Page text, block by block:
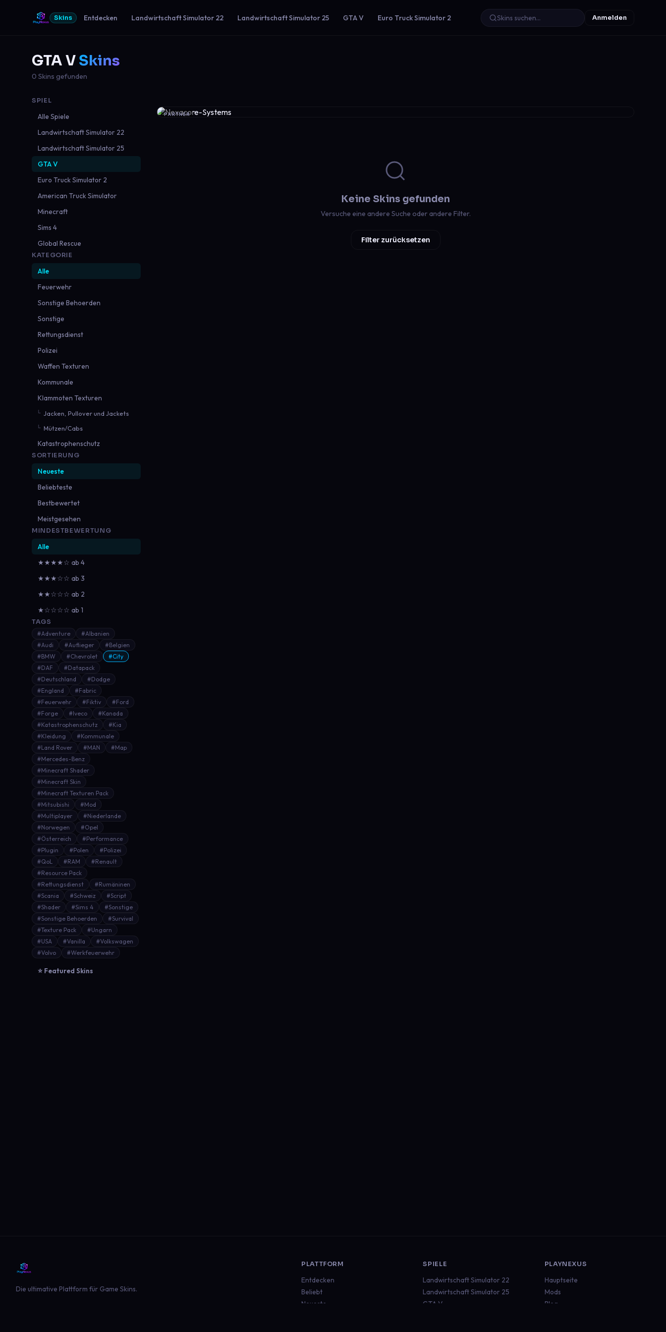
Skins Entdecken Landwirtschaft Simulator 22 Landwirtschaft Simulator 25 GTA V Euro Truck Simulator 2 Anmelden
GTA VSkins
0 Skins gefunden
SPIEL
Alle Spiele
Landwirtschaft Simulator 22
Landwirtschaft Simulator 25
GTA V
Euro Truck Simulator 2
American Truck Simulator
Minecraft
Sims 4
Global Rescue
KATEGORIE
Alle
Feuerwehr
Sonstige Behoerden
Sonstige
Rettungsdienst
Polizei
Waffen Texturen
Kommunale
Klammoten Texturen
Jacken, Pullover und Jackets
Mützen/Cabs
Katastrophenschutz
SORTIERUNG
Neueste
Beliebteste
Bestbewertet
Meistgesehen
MINDESTBEWERTUNG
Alle
★★★★☆ ab 4
★★★☆☆ ab 3
★★☆☆☆ ab 2
★☆☆☆☆ ab 1
TAGS
#Adventure
#Albanien
#Audi
#Auflieger
#Belgien
#BMW
#Chevrolet
#City
#DAF
#Datapack
#Deutschland
#Dodge
#England
#Fabric
#Feuerwehr
#Fiktiv
#Ford
#Forge
#Iveco
#Kanada
#Katastrophenschutz
#Kia
#Kleidung
#Kommunale
#Land Rover
#MAN
#Map
#Mercedes-Benz
#Minecraft Shader
#Minecraft Skin
#Minecraft Texturen Pack
#Mitsubishi
#Mod
#Multiplayer
#Niederlande
#Norwegen
#Opel
#Österreich
#Performance
#Plugin
#Polen
#Polizei
#QoL
#RAM
#Renault
#Resource Pack
#Rettungsdienst
#Rumäninen
#Scania
#Schweiz
#Script
#Shader
#Sims 4
#Sonstige
#Sonstige Behoerden
#Survival
#Texture Pack
#Ungarn
#USA
#Vanilla
#Volkswagen
#Volvo
#Werkfeuerwehr
⭐ Featured Skins
PARTNER
Keine Skins gefunden
Versuche eine andere Suche oder andere Filter.
Filter zurücksetzen
Die ultimative Plattform für Game Skins.
PLATTFORM
Entdecken
Beliebt
Neueste
SPIELE
Landwirtschaft Simulator 22
Landwirtschaft Simulator 25
GTA V
PLAYNEXUS
Hauptseite
Mods
Blog